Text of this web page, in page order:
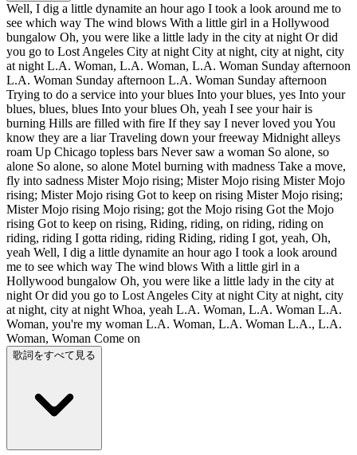
Well, I dig a little dynamite an hour ago I took a look around me to
see which way The wind blows With a little girl in a Hollywood
bungalow Oh, you were like a little lady in the city at night Or did
you go to Lost Angeles City at night City at night, city at night, city
at night L.A. Woman, L.A. Woman, L.A. Woman Sunday afternoon
L.A. Woman Sunday afternoon L.A. Woman Sunday afternoon
Trying to do a service into your blues Into your blues, yes Into your
blues, blues, blues Into your blues Oh, yeah I see your hair is
burning Hills are filled with fire If they say I never loved you You
know they are a liar Traveling down your freeway Midnight alleys
roam Up Chicago topless bars Never saw a woman So alone, so
alone So alone, so alone Motel burning with madness Take a move,
fly into sadness Mister Mojo rising; Mister Mojo rising Mister Mojo
rising; Mister Mojo rising Got to keep on rising Mister Mojo rising;
Mister Mojo rising Mojo rising; got the Mojo rising Got the Mojo
rising Got to keep on rising, Riding, riding, on riding, riding on
riding, riding I gotta riding, riding Riding, riding I got, yeah, Oh,
yeah Well, I dig a little dynamite an hour ago I took a look around
me to see which way The wind blows With a little girl in a
Hollywood bungalow Oh, you were like a little lady in the city at
night Or did you go to Lost Angeles City at night City at night, city
at night, city at night Whoa, yeah L.A. Woman, L.A. Woman L.A.
Woman, you're my woman L.A. Woman, L.A. Woman L.A., L.A.
Woman, Woman Come on
歌詞をすべて見る